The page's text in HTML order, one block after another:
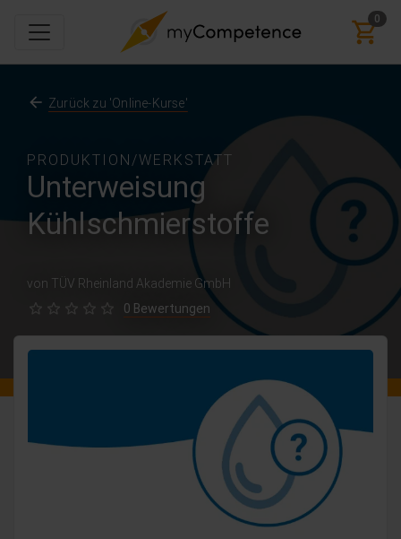
0
PRODUKTION/WERKSTATT
Unterweisung
Kühlschmierstoffe
von TÜV Rheinland Akademie GmbH
0 Bewertungen
Zurück zu 'Online-Kurse'